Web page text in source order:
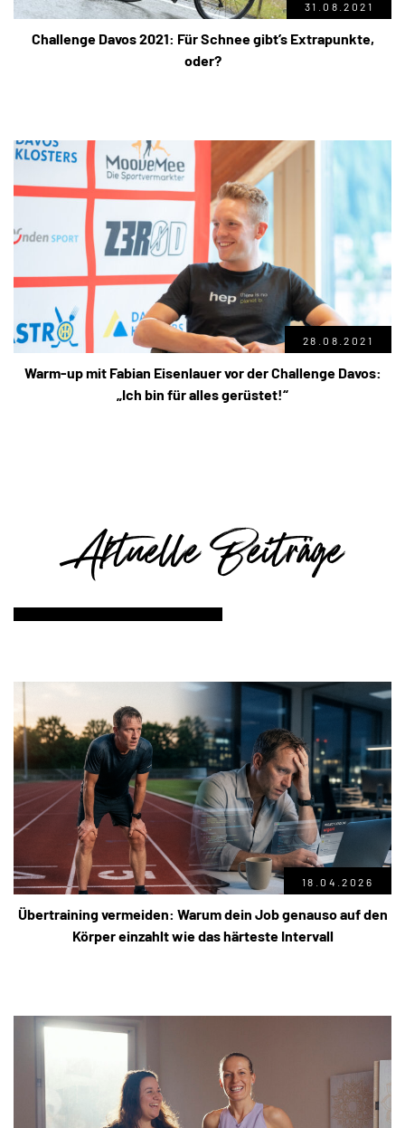
31.08.2021
Challenge Davos 2021: Für Schnee gibt’s Extrapunkte,
oder?
28.08.2021
Warm-up mit Fabian Eisenlauer vor der Challenge Davos:
„Ich bin für alles gerüstet!“
Aktuelle Beiträge
18.04.2026
Übertraining vermeiden: Warum dein Job genauso auf den
Körper einzahlt wie das härteste Intervall